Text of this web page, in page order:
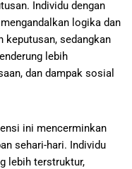
Individu dengan
logika dan
sedangkan
lebih
dan dampak sosial
ini mencerminkan
sehari-hari. Individu
lebih terstruktur,